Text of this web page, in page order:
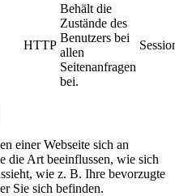
HTTP
Behält die
Zustände des
Benutzers bei
allen
Seitenanfragen
bei.
einer Webseite sich an
die Art beeinflussen, wie sich
wie z. B. Ihre bevorzugte
Sie sich befinden.